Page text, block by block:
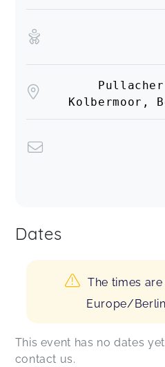
Kolbermoor,
Dates
The times
Europe/
This event has no dates
contact us.